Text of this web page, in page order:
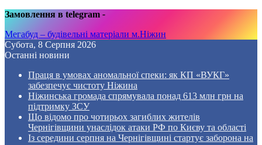
Замовлення в telegram -
Мегабуд – будівельні матеріали м.Ніжин
Субота, 8 Серпня 2026
Останні новини
Праця в умовах аномальної спеки: як КП «ВУКГ»
забезпечує чистоту Ніжина
Ніжинська громада спрямувала понад 613 млн грн на
підтримку ЗСУ
Що відомо про чотирьох загиблих жителів
Чернігівщини унаслідок атаки РФ по Києву та області
Із середини серпня на Чернігівщині стартує заборона на